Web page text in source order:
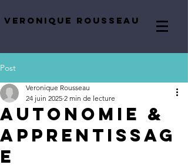
VERONIQUE ROUSSEAU
Post
Autonomie &
apprentissag
e
Veronique Rousseau
24 juin 2025 2 min de lecture